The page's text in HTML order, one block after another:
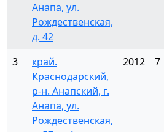
Анапа, ул.
Рождественская,
д. 42
3
край.
Краснодарский,
р-н. Анапский, г.
Анапа, ул.
Рождественская,
2012 7